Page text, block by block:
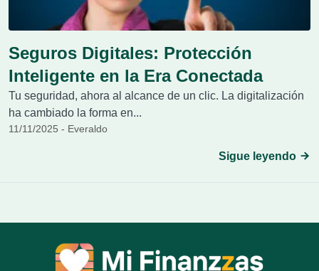
Seguros Digitales: Protección
Inteligente en la Era Conectada
Tu seguridad, ahora al alcance de un clic. La digitalización
ha cambiado la forma en...
11/11/2025 - Everaldo
Sigue leyendo